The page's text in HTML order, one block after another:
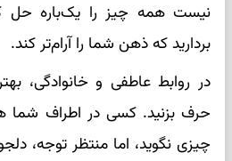
نیست همه چیز را یک‌باره حل
بردارید که ذهن شما را آرام‌تر کند.
در روابط عاطفی و خانوادگی،
حرف بزنید. کسی در اطراف
چیزی نگوید، اما منتظر توجه،